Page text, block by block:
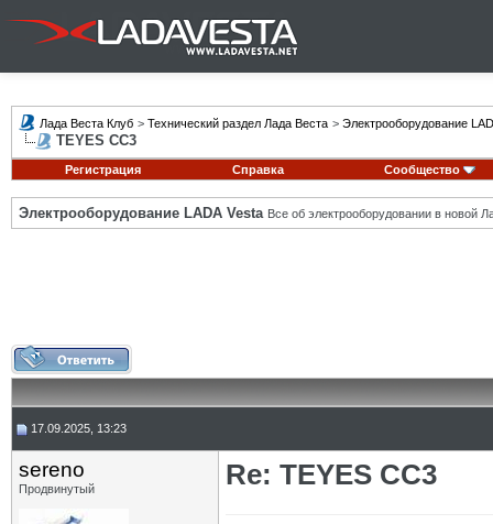
Лада Веста Клуб > Технический раздел Лада Веста > Электрооборудование
TEYES CC3
Регистрация Справка Сообщество
Электрооборудование LADA Vesta Все об электрооборудовании в новой
17.09.2025, 13:23
sereno
Продвинутый Re: TEYES CC3